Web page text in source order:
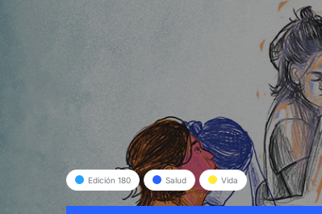
Edición 180 Salud Vida